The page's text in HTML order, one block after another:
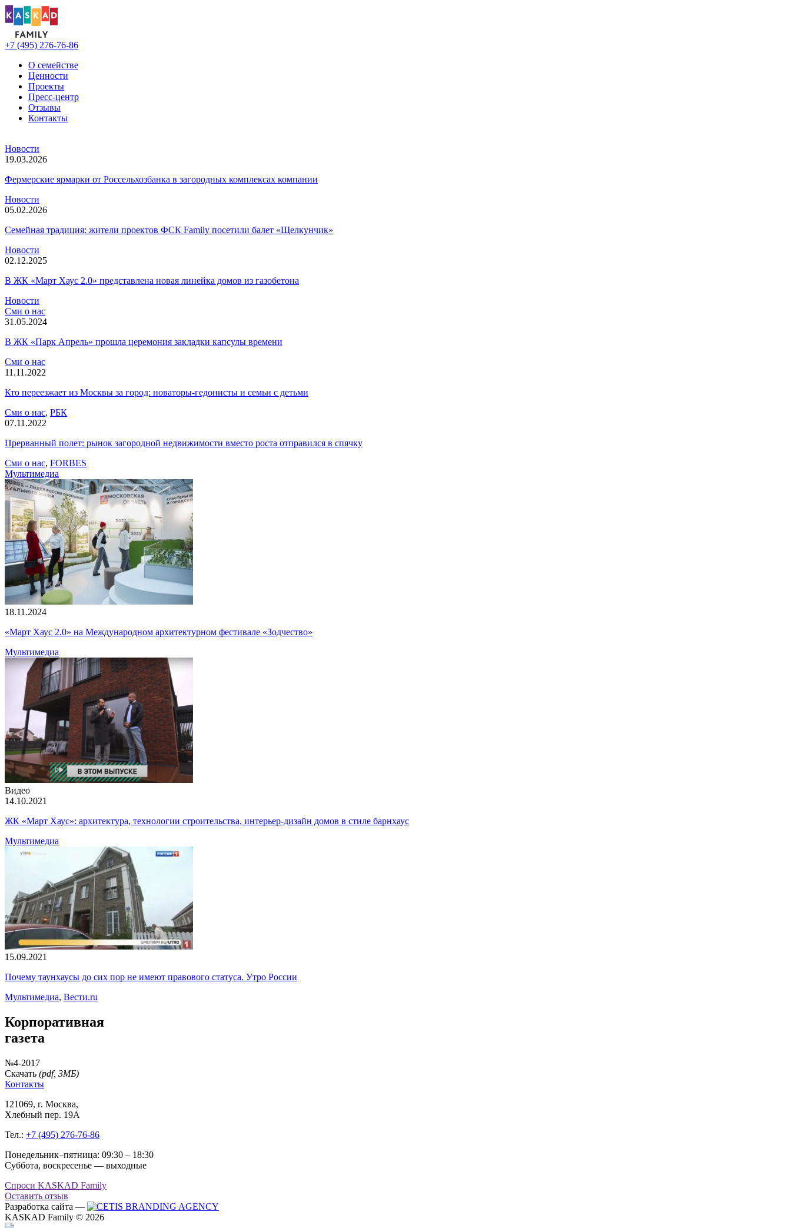
+7 (495) 276-76-86
О семействе
Ценности
Проекты
Пресс-центр
Отзывы
Контакты
Новости
19.03.2026
Фермерские ярмарки от Россельхозбанка в загородных комплексах компании
Новости
05.02.2026
Семейная традиция: жители проектов ФСК Family посетили балет «Щелкунчик»
Новости
02.12.2025
В ЖК «Март Хаус 2.0» представлена новая линейка домов из газобетона
Новости
Сми о нас
31.05.2024
В ЖК «Парк Апрель» прошла церемония закладки капсулы времени
Сми о нас
11.11.2022
Кто переезжает из Москвы за город: новаторы-гедонисты и семьи с детьми
Сми о нас, РБК
07.11.2022
Прерванный полет: рынок загородной недвижимости вместо роста отправился в спячку
Сми о нас, FORBES
Мультимедиа
18.11.2024
«Март Хаус 2.0» на Международном архитектурном фестивале «Зодчество»
Мультимедиа
Видео
14.10.2021
ЖК «Март Хаус»: архитектура, технологии строительства, интерьер-дизайн домов в стиле барнхаус
Мультимедиа
15.09.2021
Почему таунхаусы до сих пор не имеют правового статуса. Утро России
Мультимедиа, Вести.ru
Корпоративная
газета
№4-2017
Скачать (pdf, 3МБ)
Контакты
121069, г. Москва,
Хлебный пер. 19А
Тел.: +7 (495) 276-76-86
Понедельник–пятница: 09:30 – 18:30
Суббота, воскресенье — выходные
Спроси KASKAD Family
Оставить отзыв
Разработка сайта —
KASKAD Family © 2026